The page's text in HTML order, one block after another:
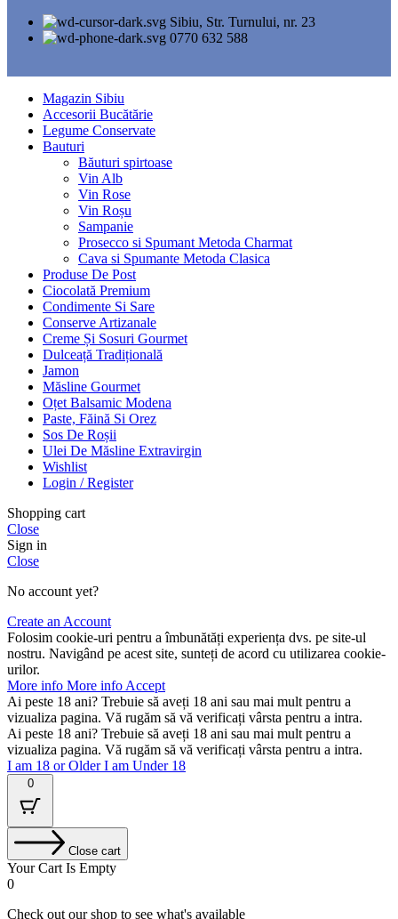
Sibiu, Str. Turnului, nr. 23
0770 632 588
Magazin Sibiu
Accesorii Bucătărie
Legume Conservate
Bauturi
Băuturi spirtoase
Vin Alb
Vin Rose
Vin Roșu
Sampanie
Prosecco si Spumant Metoda Charmat
Cava si Spumante Metoda Clasica
Produse De Post
Ciocolată Premium
Condimente Si Sare
Conserve Artizanale
Creme Și Sosuri Gourmet
Dulceață Tradițională
Jamon
Măsline Gourmet
Oțet Balsamic Modena
Paste, Făină Si Orez
Sos De Roșii
Ulei De Măsline Extravirgin
Wishlist
Login / Register
Shopping cart
Close
Sign in
Close
No account yet?
Create an Account
Folosim cookie-uri pentru a îmbunătăți experiența dvs. pe site-ul
nostru. Navigând pe acest site, sunteți de acord cu utilizarea cookie-
urilor.
More info More info Accept
Ai peste 18 ani? Trebuie să aveți 18 ani sau mai mult pentru a
vizualiza pagina. Vă rugăm să vă verificați vârsta pentru a intra.
Ai peste 18 ani? Trebuie să aveți 18 ani sau mai mult pentru a
vizualiza pagina. Vă rugăm să vă verificați vârsta pentru a intra.
I am 18 or OlderI am Under 18
0
Close cart
Your Cart Is Empty
0
Check out our shop to see what's available